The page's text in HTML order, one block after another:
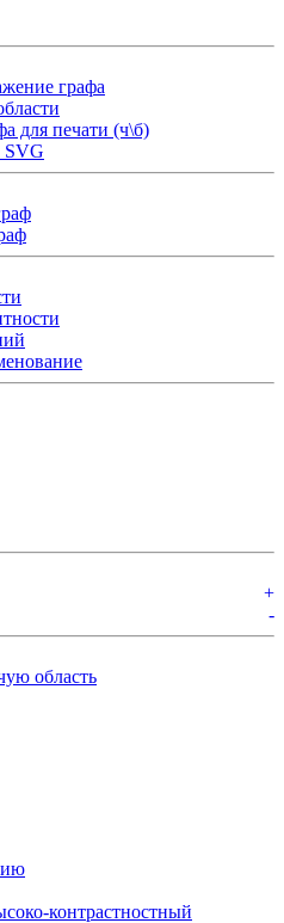
графа
для печати (ч\б)
SVG
+
-
область
контрастностный